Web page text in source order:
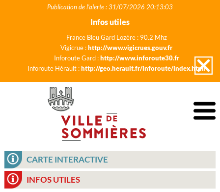
Publication de l'alerte : 31/07/2026 20:13:03
Infos utiles
France Bleu Gard Lozère : 90.2 Mhz
Vigicrue :http://www.vigicrues.gouv.fr
Inforoute Gard :http://www.inforoute30.fr
Inforoute Hérault :http://geo.herault.fr/inforoute/index.html
CARTE INTERACTIVE
INFOS UTILES